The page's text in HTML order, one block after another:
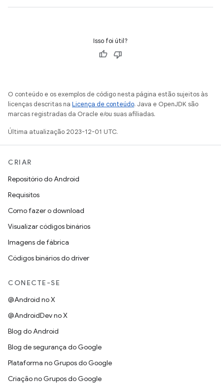
Isso foi útil?
O conteúdo e os exemplos de código nesta página estão sujeitos às
licenças descritas na Licença de conteúdo. Java e OpenJDK são
marcas registradas da Oracle e/ou suas afiliadas.
Última atualização 2023-12-01 UTC.
CRIAR
Repositório do Android
Requisitos
Como fazer o download
Visualizar códigos binários
Imagens de fábrica
Códigos binários do driver
CONECTE-SE
@Android no X
@AndroidDev no X
Blog do Android
Blog de segurança do Google
Plataforma no Grupos do Google
Criação no Grupos do Google